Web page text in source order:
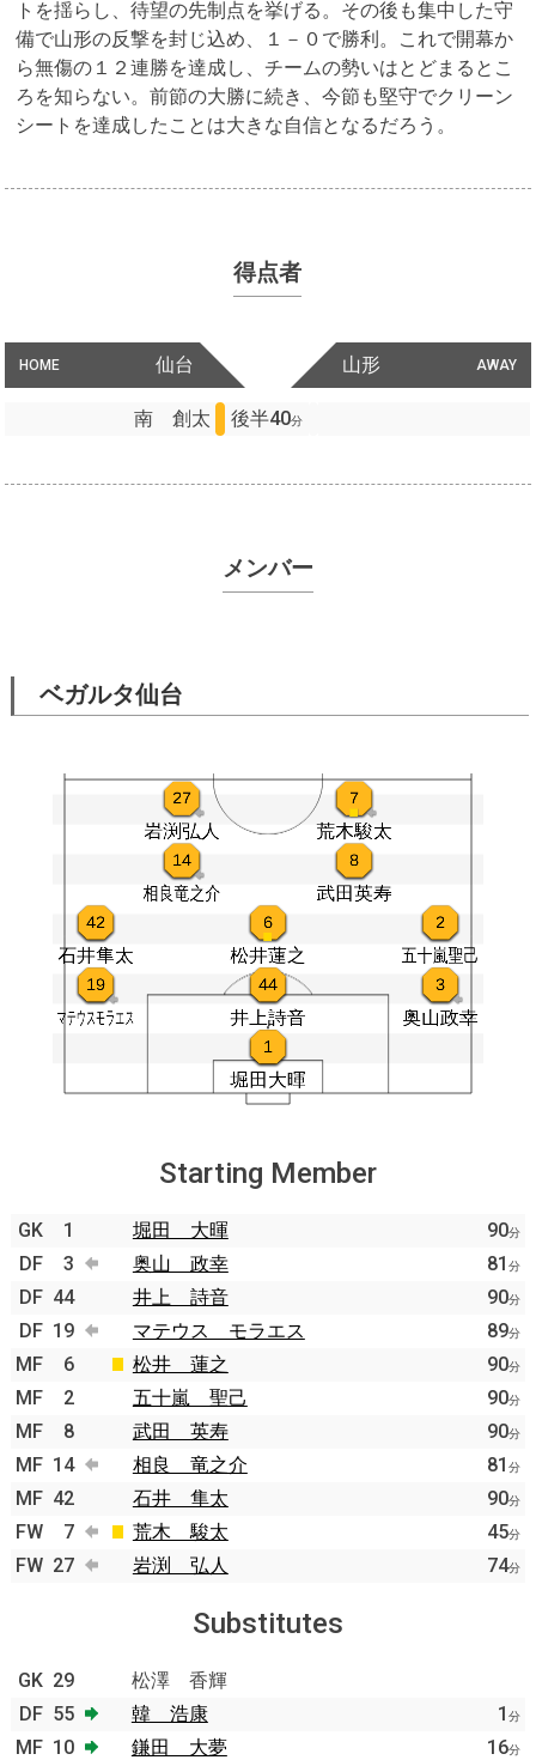
トを揺らし、待望の先制点を挙げる。その後も集中した守
備で山形の反撃を封じ込め、１－０で勝利。これで開幕か
ら無傷の１２連勝を達成し、チームの勢いはとどまるとこ
ろを知らない。前節の大勝に続き、今節も堅守でクリーン
シートを達成したことは大きな自信となるだろう。
得点者
HOME 仙台 AWAY
山形
南 創太 後半40分
メンバー
ベガルタ仙台
Starting Member
GK 1 堀田 大暉 90分
DF 3 奥山 政幸 81 分
DF 44 井上 詩音 90分
DF 19 マテウス モラエス 89分
MF 6 松井 蓮之 90分
MF 2 五十嵐 聖己 90分
MF 8 武田 英寿 90分
MF 14 相良 竜之介 81 分
MF 42 石井 隼太 90分
FW 7 荒木 駿太 45分
FW 27 岩渕 弘人 74分
Substitutes
GK 29
松澤 香輝
DF 55 韓 浩康 1 分
MF 10 鎌田 大夢 16分